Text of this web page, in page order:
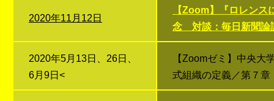
2020年11月12日
【Zoom】『ロレン
念 対談：毎日新聞論
2020年5月13日、26日、
6月9日<
【Zoomゼミ】中央
式組織の定義／第７